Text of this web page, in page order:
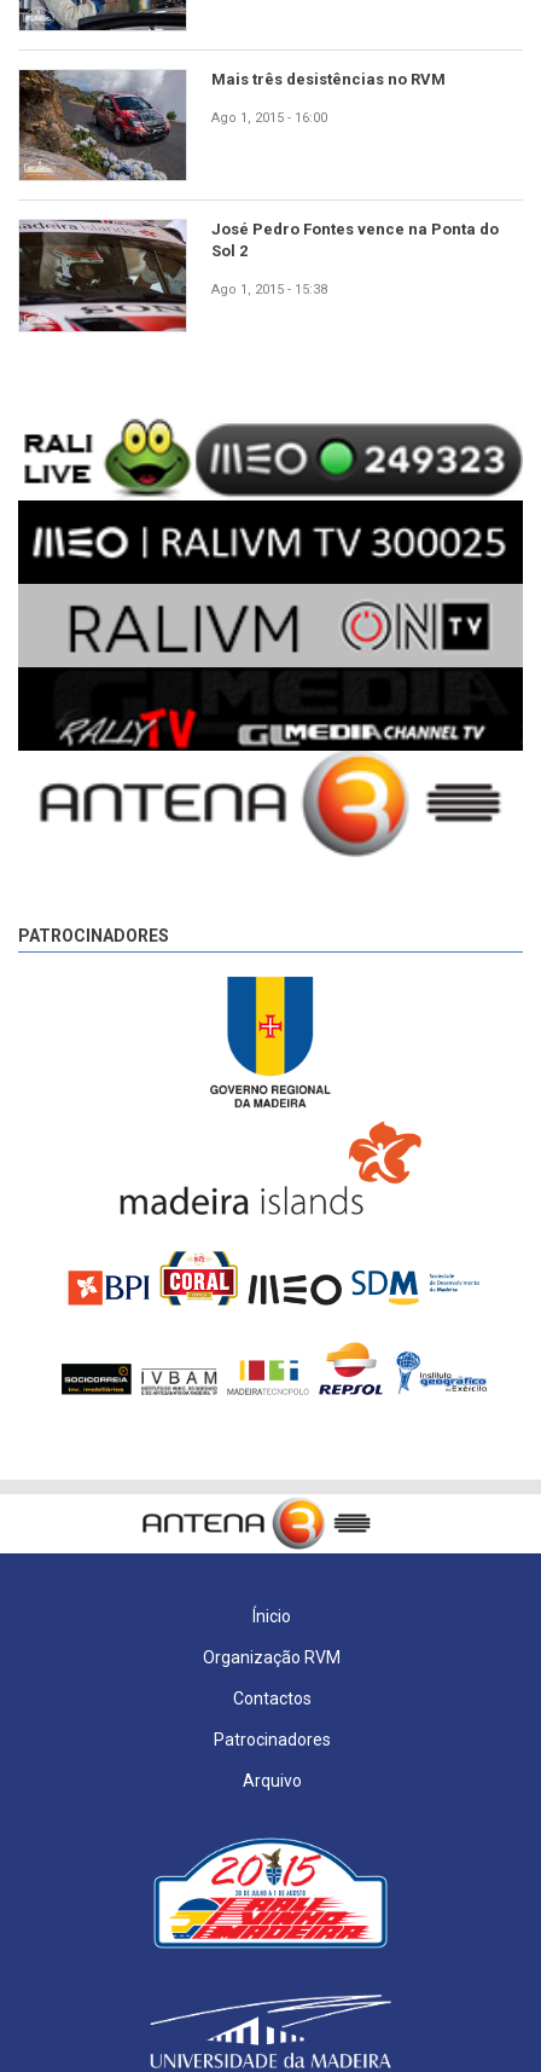
Mais três desistências no RVM
Ago 1, 2015 - 16:00
José Pedro Fontes vence na Ponta do
Sol 2
Ago 1, 2015 - 15:38
PATROCINADORES
Ínicio
Organização RVM
Contactos
Patrocinadores
Arquivo